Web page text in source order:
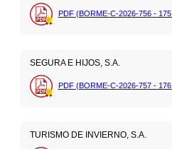
PDF (BORME-C-2026-756 - 175
SEGURA E HIJOS, S.A.
PDF (BORME-C-2026-757 - 176
TURISMO DE INVIERNO, S.A.